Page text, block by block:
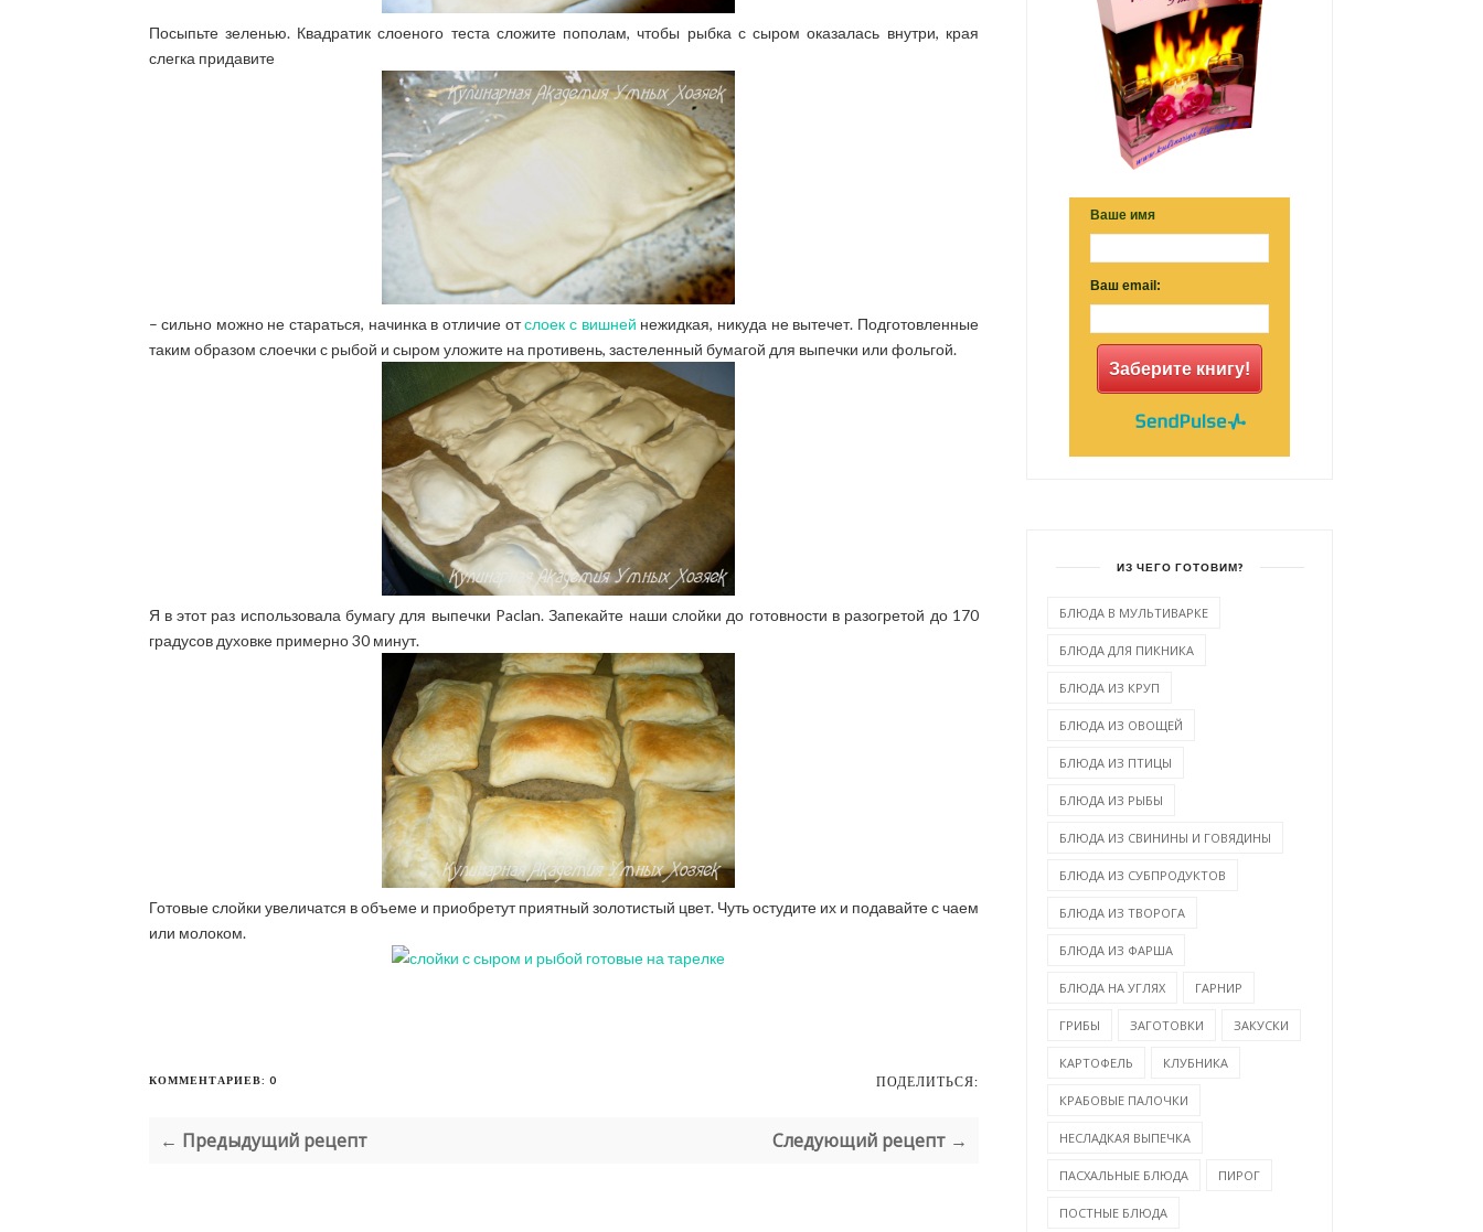
Посыпьте зеленью. Квадратик слоеного теста сложите пополам, чтобы рыбка с сыром оказалась внутри, края
слегка придавите
– сильно можно не стараться, начинка в отличие отслоек с вишней нежидкая, никуда не вытечет. Подготовленные
таким образом слоечки с рыбой и сыром уложите на противень, застеленный бумагой для выпечки или фольгой.
Я в этот раз использовала бумагу для выпечки Paclan. Запекайте наши слойки до готовности в разогретой до 170
градусов духовке примерно 30 минут.
Готовые слойки увеличатся в объеме и приобретут приятный золотистый цвет. Чуть остудите их и подавайте с чаем
или молоком.
КОММЕНТАРИЕВ: 0 ПОДЕЛИТЬСЯ:
← Предыдущий рецепт Следующий рецепт →
Ваше имя
Ваш email:
Заберите книгу!
ИЗ ЧЕГО ГОТОВИМ?
БЛЮДА В МУЛЬТИВАРКЕ
БЛЮДА ДЛЯ ПИКНИКА
БЛЮДА ИЗ КРУП
БЛЮДА ИЗ ОВОЩЕЙ
БЛЮДА ИЗ ПТИЦЫ
БЛЮДА ИЗ РЫБЫ
БЛЮДА ИЗ СВИНИНЫ И ГОВЯДИНЫ
БЛЮДА ИЗ СУБПРОДУКТОВ
БЛЮДА ИЗ ТВОРОГА
БЛЮДА ИЗ ФАРША
БЛЮДА НА УГЛЯХ ГАРНИР
ГРИБЫ ЗАГОТОВКИ ЗАКУСКИ
КАРТОФЕЛЬ КЛУБНИКА
КРАБОВЫЕ ПАЛОЧКИ
НЕСЛАДКАЯ ВЫПЕЧКА
ПАСХАЛЬНЫЕ БЛЮДА ПИРОГ
ПОСТНЫЕ БЛЮДА